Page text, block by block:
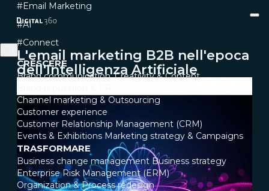
CRESCERE
Brand communication, Creativity & Content
Channel marketing & Outsourcing
Customer experience
Customer Relationship Management (CRM)
Events & Exhibitions Marketing strategy & Campaigns
TRASFORMARE
Business change management Business strategy
Enterprise Risk Management (ERM)
Organization & Process redesign
#Email Marketing
#AI
#Connect
L'email marketing B2B nell'epoca
dell'Intelligenza Artificiale